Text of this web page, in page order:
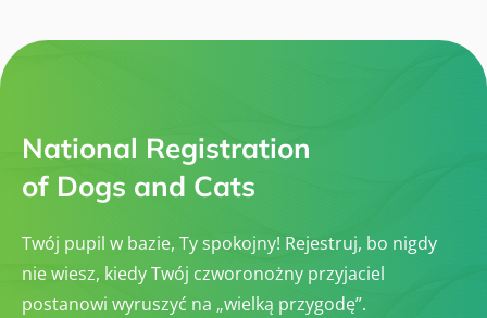
National Registration
of Dogs and Cats
Twój pupil w bazie, Ty spokojny! Rejestruj, bo nigdy
nie wiesz, kiedy Twój czworonożny przyjaciel
postanowi wyruszyć na „wielką przygodę”.